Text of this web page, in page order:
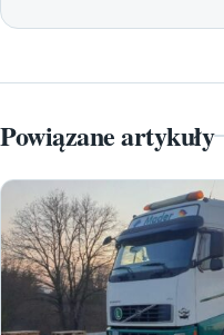
Powiązane artykuły